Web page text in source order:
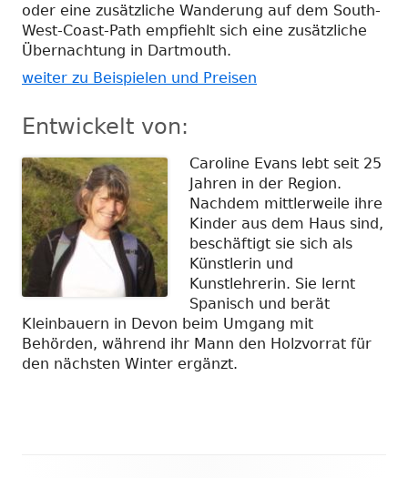
oder eine zusätzliche Wanderung auf dem South-
West-Coast-Path empfiehlt sich eine zusätzliche
Übernachtung in Dartmouth.
weiter zu Beispielen und Preisen
Entwickelt von:
Caroline Evans lebt seit 25
Jahren in der Region.
Nachdem mittlerweile ihre
Kinder aus dem Haus sind,
beschäftigt sie sich als
Künstlerin und
Kunstlehrerin. Sie lernt
Spanisch und berät
Kleinbauern in Devon beim Umgang mit
Behörden, während ihr Mann den Holzvorrat für
den nächsten Winter ergänzt.